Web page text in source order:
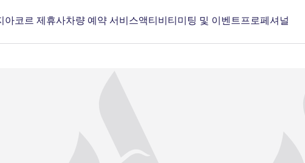
아코르 제휴사차량 예약 서비스액티비티미팅 및 이벤트 프로페셔널